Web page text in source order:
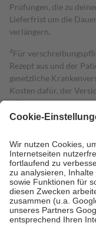
Prüfungen, die zu
Lieferfrist um die
verlängern.
4Für
Rezept aus und der
gesetzliche
Kosten dafür, der
mit.
Grundsätzlich leisten
höchstens zehn Euro.
Kosten der Leistung zu
Diese Regeln gelten
Bei Heilmitteln und
Zuzahlung zehn
Verordnung.
Um das Engagement
stärken und die